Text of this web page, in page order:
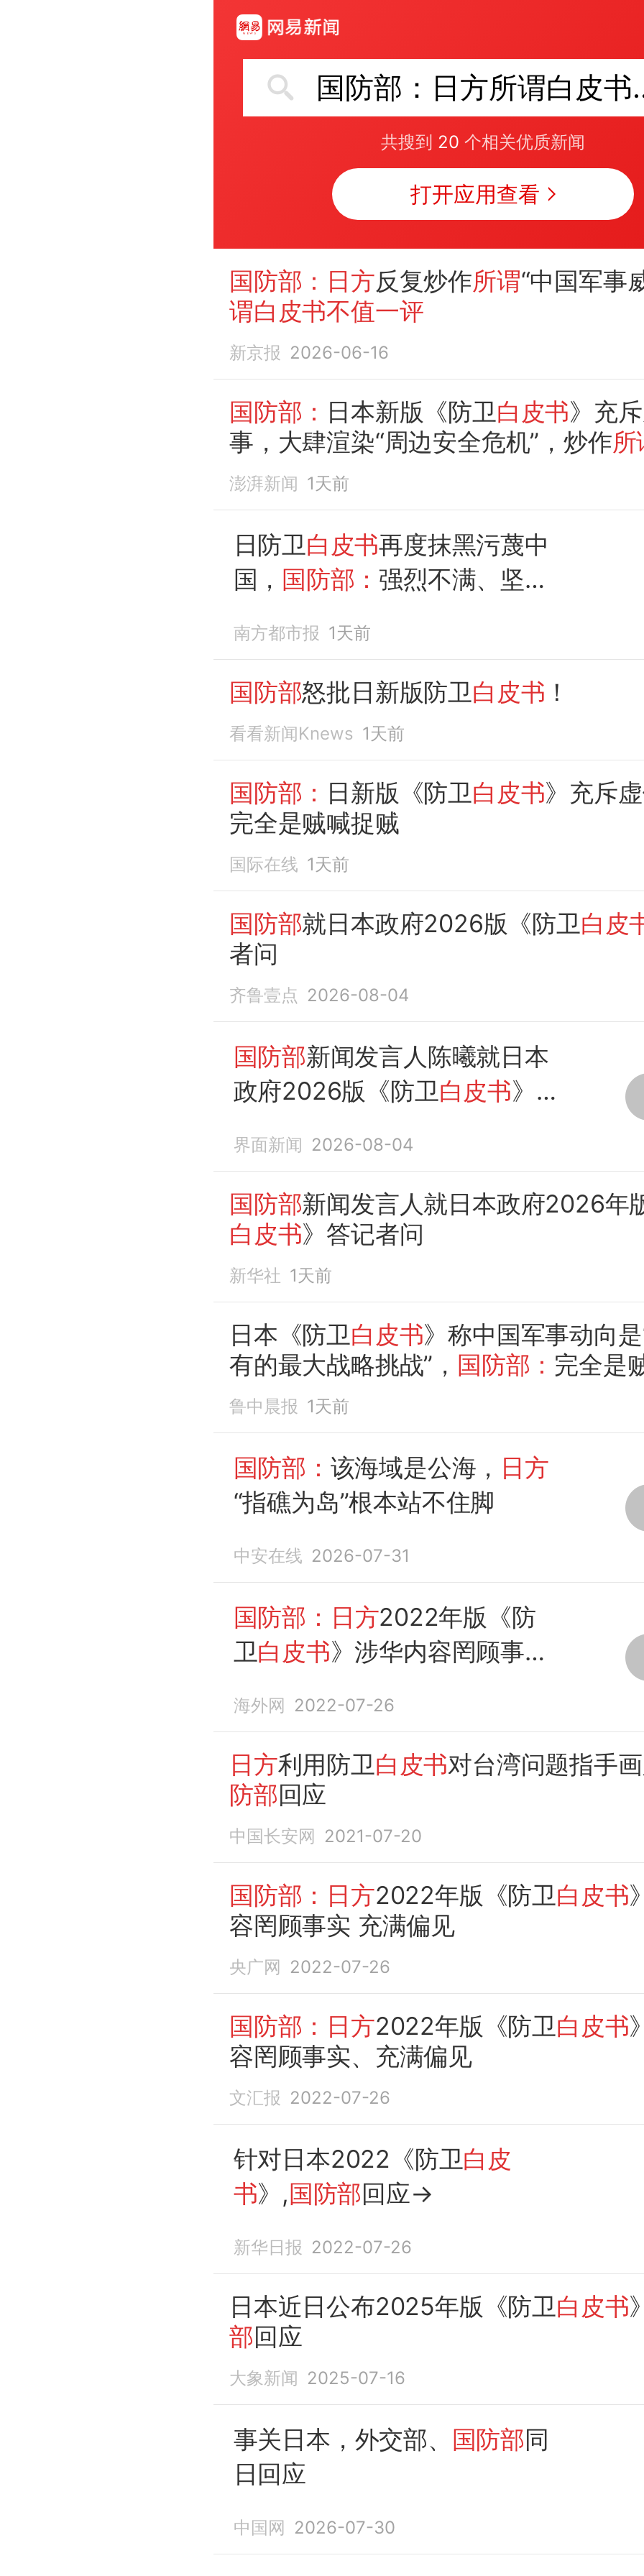
国防部
共搜到 20 个相关优质新闻
打开应用查看
国防部：日方反复炒作所谓“中国军事
谓白皮书不值一评
新京报 2026-06-16
国防部： 日本新版《防卫白皮书》充
事，大肆渲染“周边安全危机”，炒作所
威胁”，完全是贼喊捉贼
澎湃新闻 1天前
日防卫白皮书再度抹黑污蔑中
国， 国防部： 强烈不满、坚决
南方都市报 1天前
国防部怒批日新版防卫白皮书 ！
看看新闻Knews 1天前
国防部： 日新版《防卫白皮书》充斥
完全是贼喊捉贼
国际在线 1天前
国防部就日本政府2026版《防卫白皮
者问
齐鲁壹点 2026-08-04
国防部新闻发言人陈曦就日本
政府2026版《防卫白皮书》
界面新闻 2026-08-04
国防部新闻发言人就日本政府2026年
白皮书》答记者问
新华社 1天前
日本《防卫白皮书》称中国军事动向
有的最大战略挑战”， 国防部： 完全是
贼，为自身军事松绑找借口
鲁中晨报 1天前
国防部： 该海域是公海， 日方
“指礁为岛”根本站不住脚
中安在线 2026-07-31
国防部：日方2022年版《防
卫白皮书》涉华内容罔顾事实
海外网 2022-07-26
日方利用防卫白皮书对台湾问题指手
防部回应
中国长安网 2021-07-20
国防部：日方2022年版《防卫白皮书
容罔顾事实 充满偏见
央广网 2022-07-26
国防部：日方2022年版《防卫白皮书
容罔顾事实、充满偏见
文汇报 2022-07-26
针对日本2022《防卫白皮
书》,国防部回应→
新华日报 2022-07-26
日本近日公布2025年版《防卫白皮书
部回应
大象新闻 2025-07-16
事关日本，外交部、 国防部同
日回应
中国网 2026-07-30